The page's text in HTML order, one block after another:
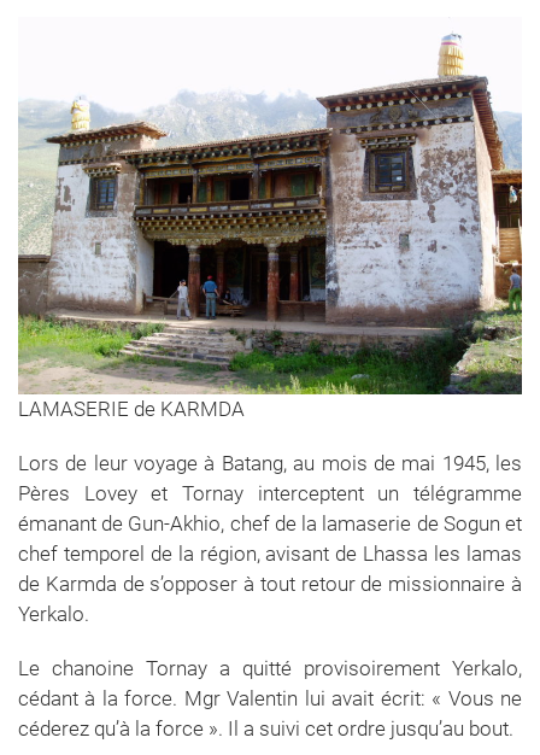
LAMASERIE de KARMDA
Lors de leur voyage à Batang, au mois de mai 1945, les
Pères Lovey et Tornay interceptent un télégramme
émanant de Gun-Akhio, chef de la lamaserie de Sogun et
chef temporel de la région, avisant de Lhassa les lamas
de Karmda de s’opposer à tout retour de missionnaire à
Yerkalo.
Le chanoine Tornay a quitté provisoirement Yerkalo,
cédant à la force. Mgr Valentin lui avait écrit: « Vous ne
céderez qu’à la force ». Il a suivi cet ordre jusqu’au bout.